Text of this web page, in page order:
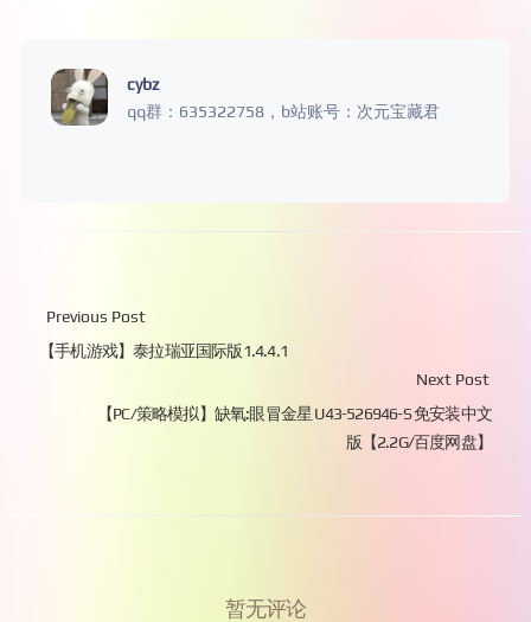
cybz
qq群：635322758，b站账号：次元宝藏君
Previous Post
【手机游戏】泰拉瑞亚国际版1.4.4.1
Next Post
【PC/策略模拟】缺氧:眼冒金星 U43-526946-S 免安装中文
版【2.2G/百度网盘】
暂无评论